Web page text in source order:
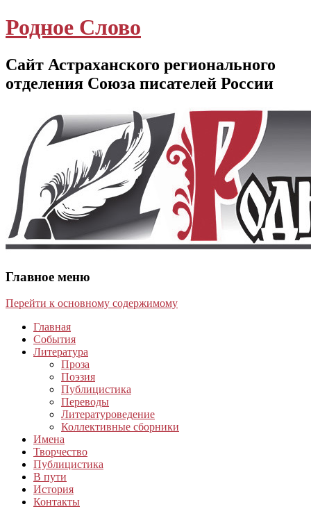
Родное Слово
Сайт Астраханского регионального
отделения Союза писателей России
Главное меню
Перейти к основному содержимому
Главная
События
Литература
Проза
Поэзия
Публицистика
Переводы
Литературоведение
Коллективные сборники
Имена
Творчество
Публицистика
В пути
История
Контакты